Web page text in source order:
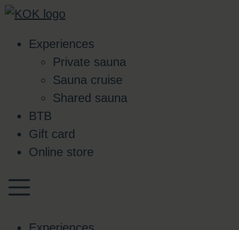
Skip
contentExperiences
Private sauna
Sauna cruise
Shared sauna
BTB
Gift card
Online store